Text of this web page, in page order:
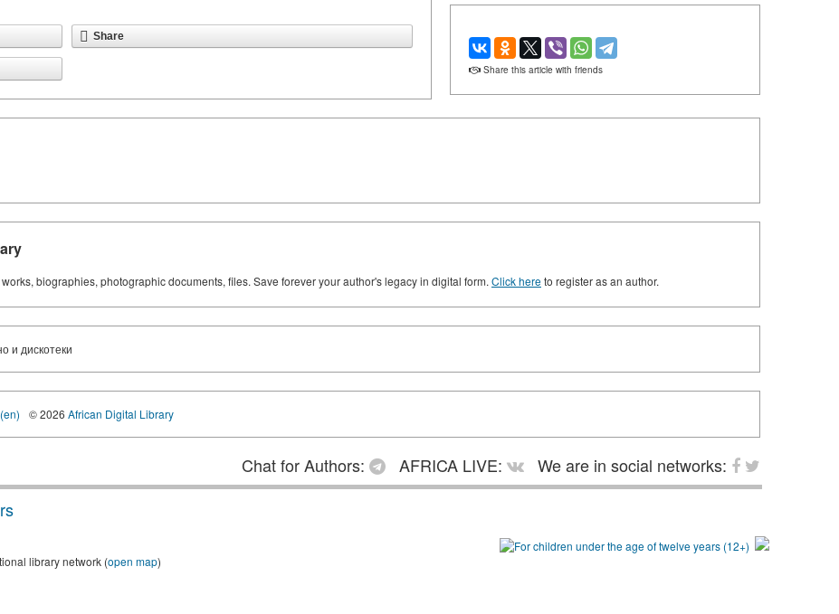
Share
Share this article with friends
biographies, photographic documents, files. Save forever your author's legacy in digital form. Click hereto register as an author.
и дискотеки
© 2026 African Digital Library
Chat for Authors: AFRICA LIVE:
We are in social networks:
library network (open map)